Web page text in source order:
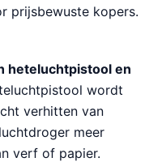
prijsbewuste kopers.
heteluchtpistool en
wordt
verhitten van
meer
verf of papier.